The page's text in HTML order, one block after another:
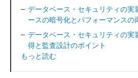
データベース・セキュリティの
ースの暗号化とパフォーマンスの
データベース・セキュリティの
得と監査設計のポイント
もっと読む